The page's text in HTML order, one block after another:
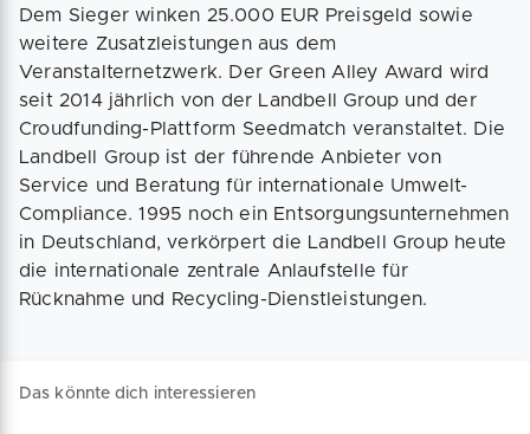
Dem Sieger winken 25.000 EUR Preisgeld sowie
weitere Zusatzleistungen aus dem
Veranstalternetzwerk. Der Green Alley Award wird
seit 2014 jährlich von der Landbell Group und der
Croudfunding-Plattform Seedmatch veranstaltet. Die
Landbell Group ist der führende Anbieter von
Service und Beratung für internationale Umwelt-
Compliance. 1995 noch ein Entsorgungsunternehmen
in Deutschland, verkörpert die Landbell Group heute
die internationale zentrale Anlaufstelle für
Rücknahme und Recycling-Dienstleistungen.
Das könnte dich interessieren